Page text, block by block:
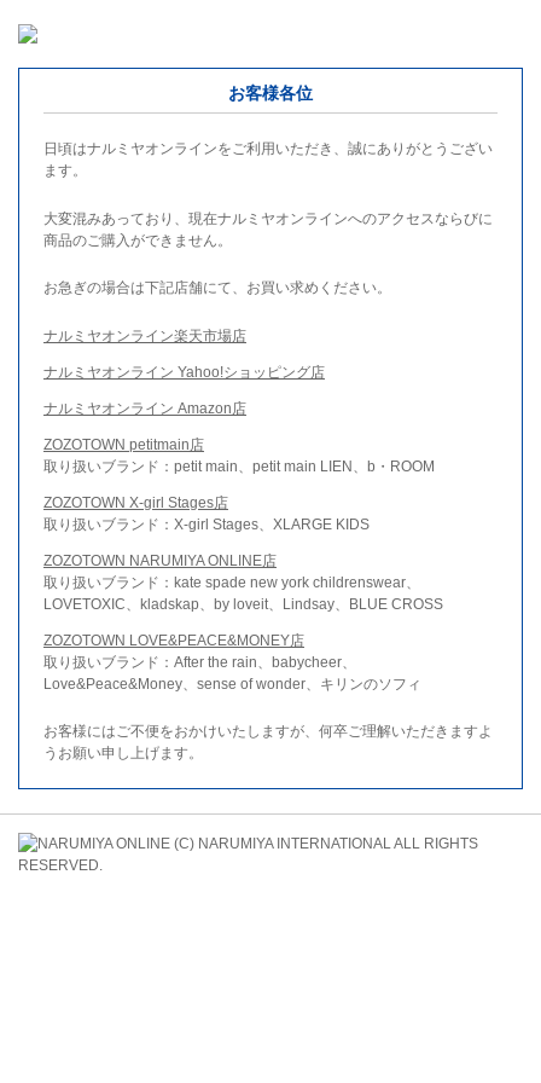
お客様各位
日頃はナルミヤオンラインをご利用いただき、誠にありがとうござい
ます。
大変混みあっており、現在ナルミヤオンラインへのアクセスならびに
商品のご購入ができません。
お急ぎの場合は下記店舗にて、お買い求めください。
ナルミヤオンライン楽天市場店
ナルミヤオンライン Yahoo!ショッピング店
ナルミヤオンライン Amazon店
ZOZOTOWN petitmain店
取り扱いブランド：petit main、petit main LIEN、b・ROOM
ZOZOTOWN X-girl Stages店
取り扱いブランド：X-girl Stages、XLARGE KIDS
ZOZOTOWN NARUMIYA ONLINE店
取り扱いブランド：kate spade new york childrenswear、
LOVETOXIC、kladskap、by loveit、Lindsay、BLUE CROSS
ZOZOTOWN LOVE&PEACE&MONEY店
取り扱いブランド：After the rain、babycheer、
Love&Peace&Money、sense of wonder、キリンのソフィ
お客様にはご不便をおかけいたしますが、何卒ご理解いただきますよ
うお願い申し上げます。